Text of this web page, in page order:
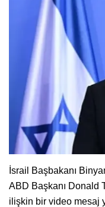
İsrail Başbakanı
ABD Başkanı Donald
ilişkin bir video mesaj